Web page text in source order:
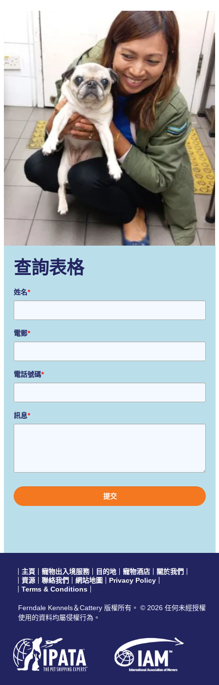
查詢表格
姓名*
電郵*
電話號碼*
訊息*
leave
this
field
主頁 寵物出入境服務 目的地 寵物酒店
關於我們
資源
聯絡我們 網站地圖
Privacy Policy
Terms & Conditions
Ferndale Kennels＆Cattery 版權所有。 © 2026 任何未經授權
使用的資料均屬侵權行為。